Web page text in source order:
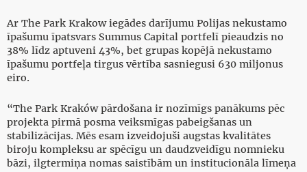
Ar The Park Krakow iegādes darījumu Polijas nekustamo
īpašumu īpatsvars Summus Capital portfelī pieaudzis no
38% līdz aptuveni 43%, bet grupas kopējā nekustamo
īpašumu portfeļa tirgus vērtība sasniegusi 630 miljonus
eiro.
“The Park Kraków pārdošana ir nozīmīgs panākums pēc
projekta pirmā posma veiksmīgas pabeigšanas un
stabilizācijas. Mēs esam izveidojuši augstas kvalitātes
biroju kompleksu ar spēcīgu un daudzveidīgu nomnieku
bāzi, ilgtermiņa nomas saistībām un institucionāla līmeņa